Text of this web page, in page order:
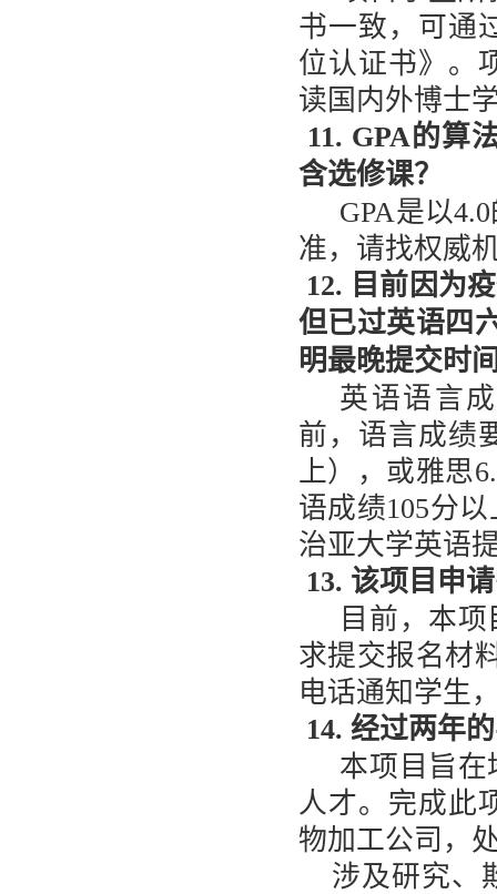
书一致，可通
位认证书》。
读国内外博士
11. GPA 的算
含选修课？
GPA是以4.0
准，请找权威
12. 目前因为
但已过英语四
明最晚提交时
英语语言
前，语言成绩
上），或雅思
语成绩105分以
治亚大学英语
13. 该项目申
目前，本
求提交报名材
电话通知学生
14. 经过两年
本项目旨在
人才。完成此
物加工公司，
涉及研究、